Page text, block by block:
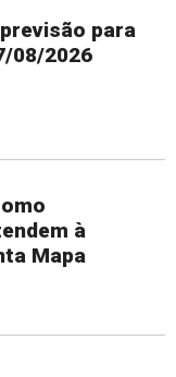
para
08/2026
à
Mapa